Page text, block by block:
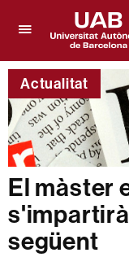
per
desplegar
el
menú
de
Facultat
de
Dret
Universitat
Autònoma
de
Barcelona
Actualitat
El màster
següent